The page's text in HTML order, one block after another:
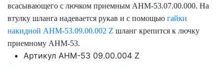
всасывающего с лючком приемным АНМ-53.07.00.000. На
втулку шланга надевается рукав и с помощью гайки
накидной АНМ-53.09.00.002 Z шланг крепится к лючку
приемному АНМ-53.
Артикул АНМ-53 09.00.004 Z